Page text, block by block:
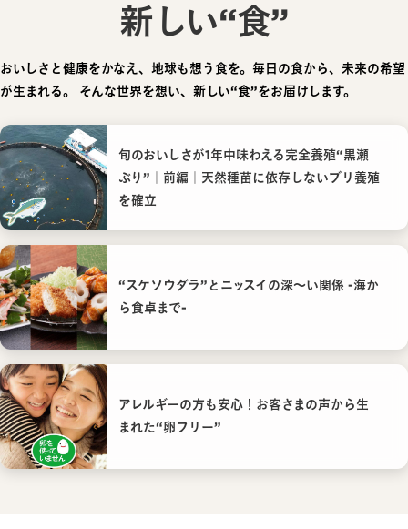
新しい“食”
おいしさと健康をかなえ、地球も想う食を。毎日の食から、未来の希望
が生まれる。
そんな世界を想い、新しい“食”をお届けします。
旬のおいしさが1年中味わえる完全養殖“黒瀬
ぶり”｜前編｜天然種苗に依存しないブリ養殖
を確立
“スケソウダラ”とニッスイの深〜い関係 -海か
ら食卓まで-
アレルギーの方も安心！お客さまの声から生
まれた“卵フリー”